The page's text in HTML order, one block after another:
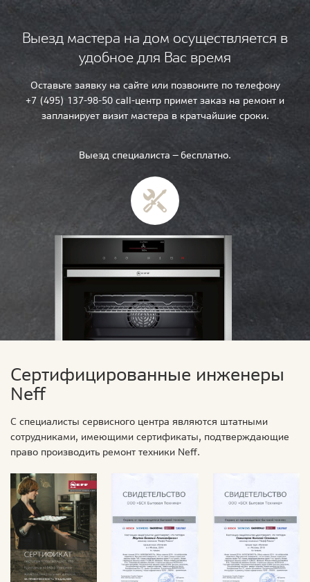
Выезд мастера на дом осуществляется в
удобное для Вас время
Оставьте заявку на сайте или позвоните по телефону
+7 (495) 137-98-50 call-центр примет заказ на ремонт и
запланирует визит мастера в кратчайшие сроки.
Выезд специалиста — бесплатно.
Сертифицированные инженеры
Neff
С специалисты сервисного центра являются штатными
сотрудниками, имеющими сертификаты, подтверждающие
право производить ремонт техники Neff.